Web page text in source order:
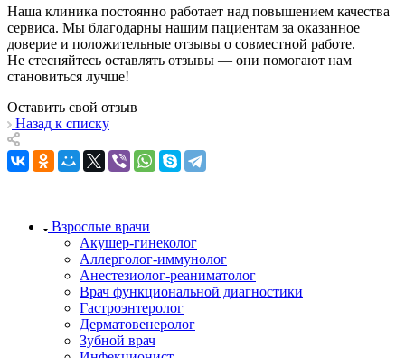
Наша клиника постоянно работает над повышением качества
сервиса. Мы благодарны нашим пациентам за оказанное
доверие и положительные отзывы о совместной работе.
Не стесняйтесь оставлять отзывы — они помогают нам
становиться лучше!
Оставить свой отзыв
Назад к списку
Взрослые врачи
Акушер-гинеколог
Аллерголог-иммунолог
Анестезиолог-реаниматолог
Врач функциональной диагностики
Гастроэнтеролог
Дерматовенеролог
Зубной врач